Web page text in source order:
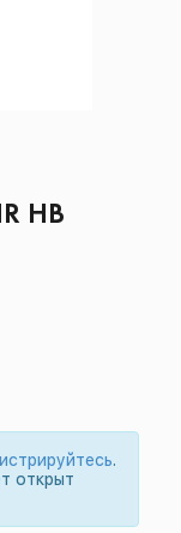
НВ
.
открыт